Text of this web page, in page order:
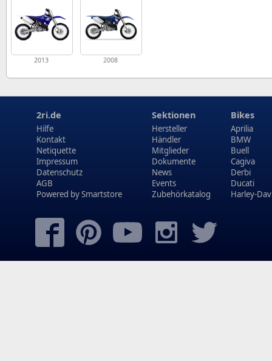
2013 2008
2ri.de
Hilfe
Kontakt
Netiquette
Impressum
Datenschutz
AGB
Powered bySmartstore
Sektionen
Hersteller
Händler
Mitglieder
Dokumente
News
Events
Zubehörkatalog
Bikes
Aprilia
BMW
Buell
Cagiva
Derbi
Ducati
Harley-